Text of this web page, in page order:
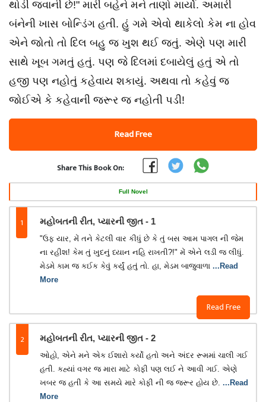
થોડી જવાની છે!" મારી બહેને મને તાણો માર્યો. અમારી
બંનેની ખાસ બોન્ડિંગ હતી. હું ગમે એવો થાકેલો કેમ ના હોવ
એને જોતો તો દિલ બહુ જ ખુશ થઈ જતું. એણે પણ મારી
સાથે ખૂબ ગમતું હતું. પણ જે દિલમાં દબાયેલું હતું એ તો
હજી પણ નહોતું કહેવાય શકાયું. અથવા તો કહેવું જ
જોઈએ કે કહેવાની જરૂર જ નહોતી પડી!
Read Free
Share This Book On:
Full Novel
1 મહોબતની રીત, પ્યારની જીત - 1
Read Free
"ઉફ યાર, મેં તને કેટલી વાર કીધું છે કે તું બસ આમ પાગલ ની જેમ
ના રહીશ! કેમ તું ખુદનું ધ્યાન નહિ રાખતી?!" મેં એને લડી જ લીધું.
મેડમે કામ જ કઈક કેવું કર્યું હતું તો. હા, મેડમ બાજુવાળા ...Read
More
2 મહોબતની રીત, પ્યારની જીત - 2
ઓહો, એને મને એક ઈશારો કર્યો હતો અને અંદર રૂમમાં ચાલી ગઈ
હતી. કહ્યાં વગર જ મારા માટે કોફી પણ લઈ ને આવી ગઈ. એણે
ખબર જ હતી કે આ સમયે મારે કોફી ની જ જરૂર હોય છે. ...Read
More